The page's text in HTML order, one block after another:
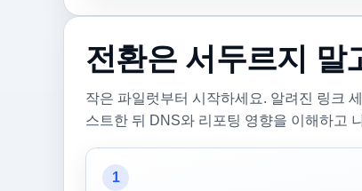
전환은 서두르지 말
작은 파일럿부터 시작하세요. 알려진 링크
스트한 뒤 DNS와 리포팅 영향을 이해하고
1